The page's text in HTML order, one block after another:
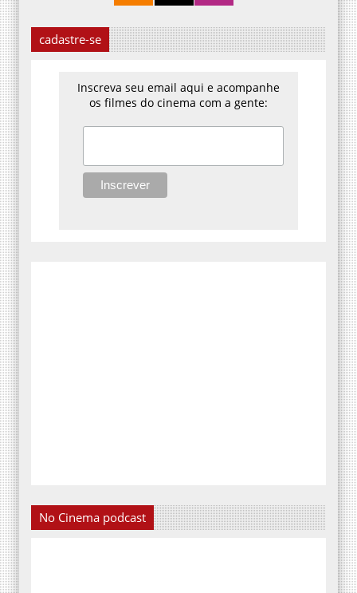
cadastre-se
Inscreva seu email aqui e acompanhe
os filmes do cinema com a gente:
No Cinema podcast